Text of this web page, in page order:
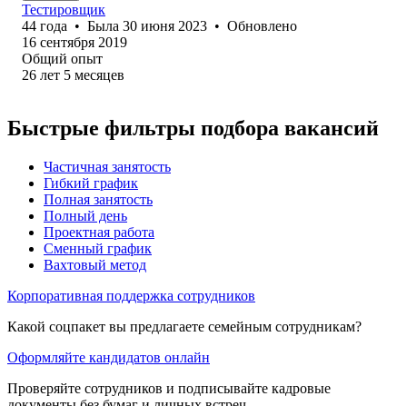
Тестировщик
44 года • Была 30 июня 2023 • Обновлено
16 сентября 2019
Общий опыт
26 лет 5 месяцев
Быстрые фильтры подбора вакансий
Частичная занятость
Гибкий график
Полная занятость
Полный день
Проектная работа
Сменный график
Вахтовый метод
Корпоративная поддержка сотрудников
Какой соцпакет вы предлагаете семейным сотрудникам?
Оформляйте кандидатов онлайн
Проверяйте сотрудников и подписывайте кадровые